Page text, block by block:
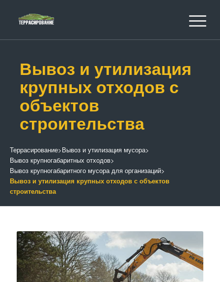
Вывоз и утилизация
крупных отходов с
объектов
строительства
Террасирование>Вывоз и утилизация мусора>
Вывоз крупногабаритных отходов>
Вывоз крупногабаритного мусора для организаций>
Вывоз и утилизация крупных отходов с объектов
строительства